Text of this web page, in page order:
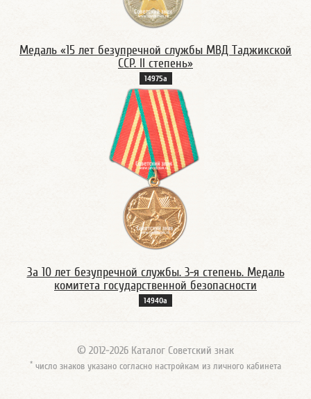
Медаль «15 лет безупречной службы МВД Таджикской
ССР. II степень»
14975а
За 10 лет безупречной службы. 3-я степень. Медаль
комитета государственной безопасности
14940а
© 2012-2026 Каталог Советский знак
* число знаков указано согласно настройкам из личного кабинета